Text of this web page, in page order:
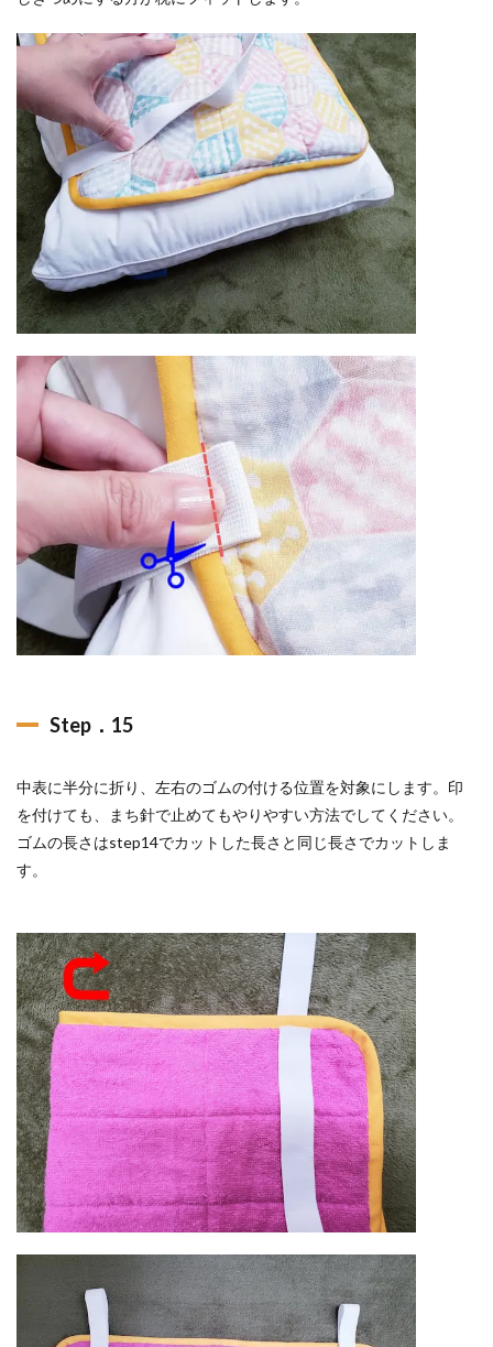
Step．15
中表に半分に折り、左右のゴムの付ける位置を対象にします。印
を付けても、まち針で止めてもやりやすい方法でしてください。
ゴムの長さはstep14でカットした長さと同じ長さでカットしま
す。